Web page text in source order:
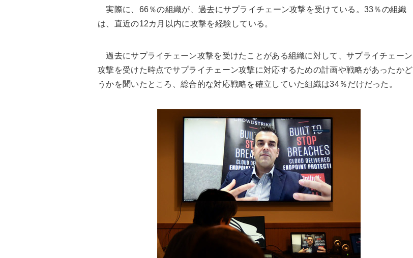
実際に、66％の組織が、過去にサプライチェーン攻撃を受けている。33％の組織
は、直近の12カ月以内に攻撃を経験している。
過去にサプライチェーン攻撃を受けたことがある組織に対して、サプライチェーン
攻撃を受けた時点でサプライチェーン攻撃に対応するための計画や戦略があったかど
うかを聞いたところ、総合的な対応戦略を確立していた組織は34％だけだった。